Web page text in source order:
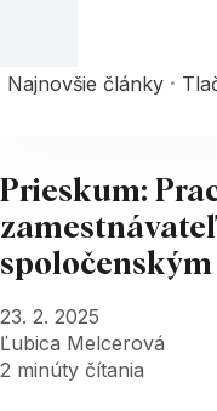
Najnovšie články
Prieskum:
23. 2. 2025
Ľubica Melcerová
2 minúty čítania